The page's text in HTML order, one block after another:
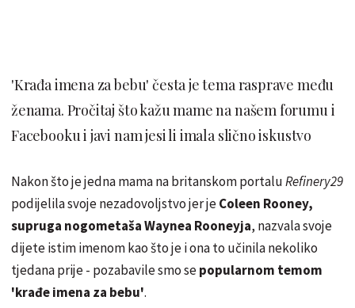
'Krađa imena za bebu' česta je tema rasprave među
ženama. Pročitaj što kažu mame na našem forumu i
Facebooku i javi nam jesi li imala slično iskustvo
Nakon što je jedna mama na britanskom portaluRefinery29
podijelila svoje nezadovoljstvo jer jeColeen Rooney,
supruga nogometaša Waynea Rooneyja, nazvala svoje
dijete istim imenom kao što je i ona to učinila nekoliko
tjedana prije - pozabavile smo sepopularnom temom
'krađe imena za bebu'.